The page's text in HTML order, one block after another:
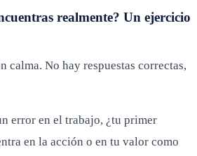
realmente? Un ejercicio
calma. No hay respuestas correctas,
error en el trabajo, ¿tu primer
en la acción o en tu valor como